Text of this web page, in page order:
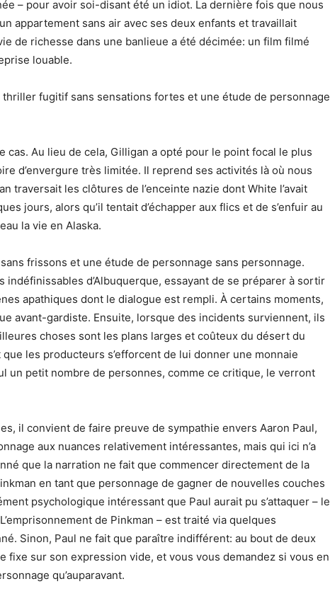
– pour avoir soi-disant été un idiot. La dernière fois que nous
appartement sans air avec ses deux enfants et travaillait
de richesse dans une banlieue a été décimée: un film filmé
louable.
fugitif sans sensations fortes et une étude de personnage
cas. Au lieu de cela, Gilligan a opté pour le point focal le plus
d’envergure très limitée. Il reprend ses activités là où nous
traversait les clôtures de l’enceinte nazie dont White l’avait
jours, alors qu’il tentait d’échapper aux flics et de s’enfuir au
la vie en Alaska.
frissons et une étude de personnage sans personnage.
indéfinissables d’Albuquerque, essayant de se préparer à sortir
apathiques dont le dialogue est rempli. À certains moments,
avant-gardiste. Ensuite, lorsque des incidents surviennent, ils
choses sont les plans larges et coûteux du désert du
les producteurs s’efforcent de lui donner une monnaie
un petit nombre de personnes, comme ce critique, le verront
il convient de faire preuve de sympathie envers Aaron Paul,
aux nuances relativement intéressantes, mais qui ici n’a
que la narration ne fait que commencer directement de la
en tant que personnage de gagner de nouvelles couches
psychologique intéressant que Paul aurait pu s’attaquer – le
de Pinkman – est traité via quelques
Sinon, Paul ne fait que paraître indifférent: au bout de deux
fixe sur son expression vide, et vous vous demandez si vous en
qu’auparavant.